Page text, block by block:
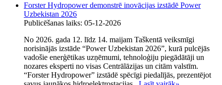
Forster Hydropower demonstrē inovācijas izstādē Power
Uzbekistan 2026
Publicēšanas laiks: 05-12-2026
No 2026. gada 12. līdz 14. maijam Taškentā veiksmīgi
norisinājās izstāde “Power Uzbekistan 2026”, kurā pulcējās
vadošie enerģētikas uzņēmumi, tehnoloģiju piegādātāji un
nozares eksperti no visas Centrālāzijas un citām valstīm.
“Forster Hydropower” izstādē spēcīgi piedalījās, prezentējot